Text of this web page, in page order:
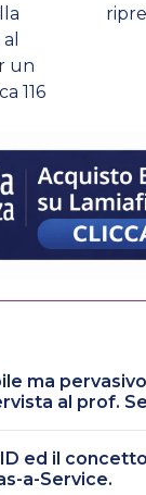
un
116
ma
al prof.
ed il
a-Service.